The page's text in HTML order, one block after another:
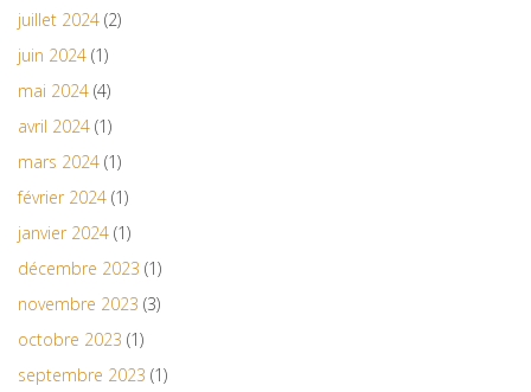
juillet 2024 (2)
juin 2024 (1)
mai 2024 (4)
avril 2024 (1)
mars 2024 (1)
février 2024 (1)
janvier 2024 (1)
décembre 2023 (1)
novembre 2023 (3)
octobre 2023 (1)
septembre 2023 (1)